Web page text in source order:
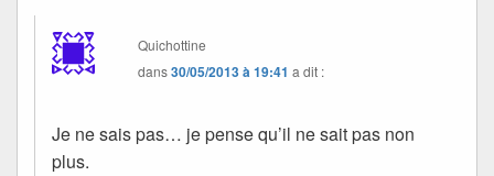
Quichottine
dans30/05/2013 à 19:41 a dit :
Je ne sais pas… je pense qu’il ne sait pas non
plus.